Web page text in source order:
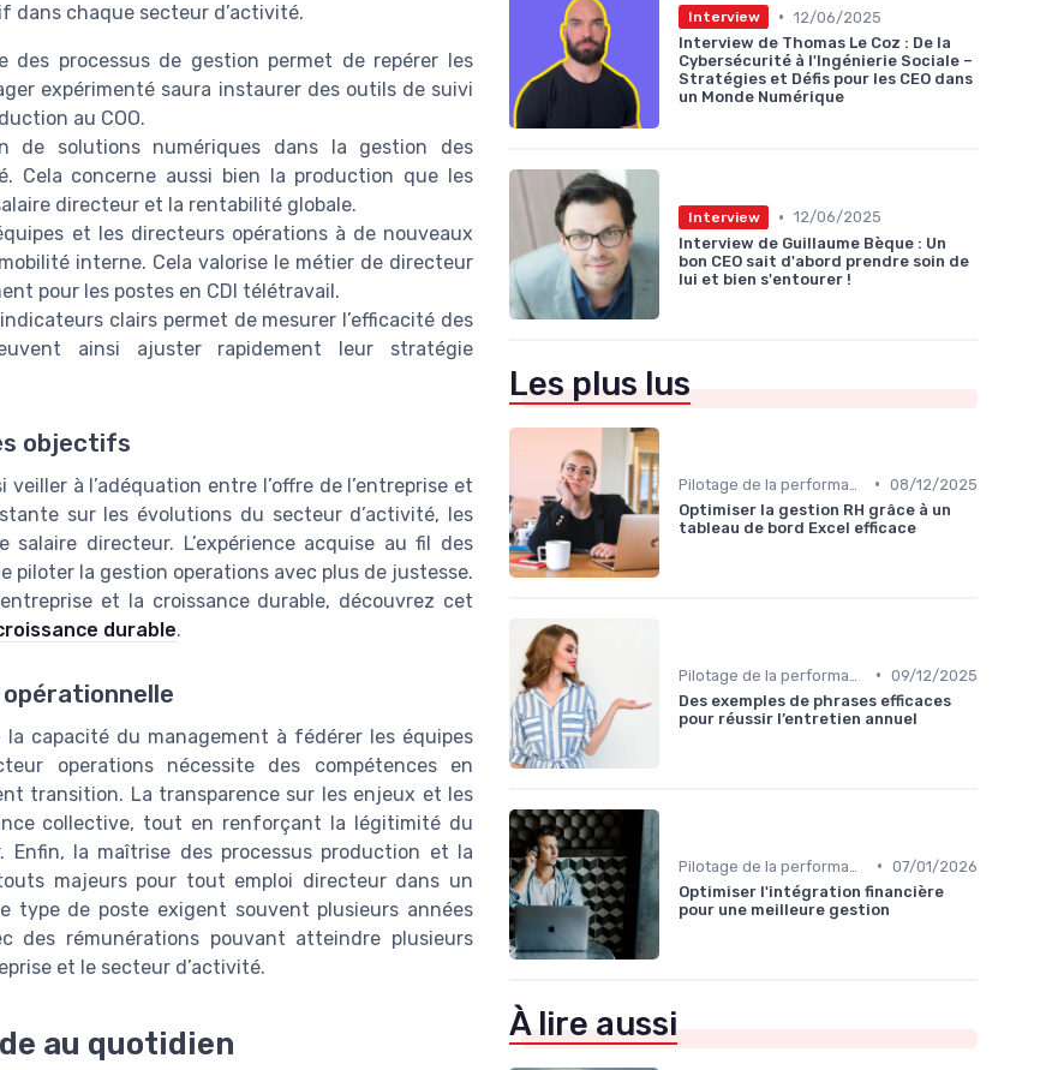
dans chaque secteur d’activité.
des processus de gestion permet de repérer les
expérimenté saura instaurer des outils de suivi
au COO.
de solutions numériques dans la gestion des
Cela concerne aussi bien la production que les
directeur et la rentabilité globale.
et les directeurs opérations à de nouveaux
interne. Cela valorise le métier de directeur
pour les postes en CDI télétravail.
clairs permet de mesurer l’efficacité des
ainsi ajuster rapidement leur stratégie
objectifs
à l’adéquation entre l’offre de l’entreprise et
sur les évolutions du secteur d’activité, les
directeur. L’expérience acquise au fil des
piloter la gestion operations avec plus de justesse.
et la croissance durable, découvrez cet
durable.
capacité du management à fédérer les équipes
operations nécessite des compétences en
transition. La transparence sur les enjeux et les
collective, tout en renforçant la légitimité du
Enfin, la maîtrise des processus production et la
majeurs pour tout emploi directeur dans un
type de poste exigent souvent plusieurs années
des rémunérations pouvant atteindre plusieurs
et le secteur d’activité.
au quotidien
Interview • 12/06/2025
Interview de Thomas Le Coz : De la
Cybersécurité à l'Ingénierie Sociale –
Stratégies et Défis pour les CEO dans
un Monde Numérique
Interview • 12/06/2025
Interview de Guillaume Bèque : Un
bon CEO sait d'abord prendre soin de
lui et bien s'entourer !
Les plus lus
• 08/12/2025
Optimiser la gestion RH grâce à un
tableau de bord Excel efficace
• 09/12/2025
Des exemples de phrases efficaces
pour réussir l’entretien annuel
• 07/01/2026
Optimiser l'intégration financière
pour une meilleure gestion
À lire aussi